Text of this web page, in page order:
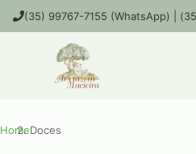
(35) 99767-7155 (WhatsApp) |
HomeDoces